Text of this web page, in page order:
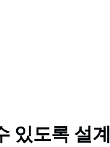
있도록 설계